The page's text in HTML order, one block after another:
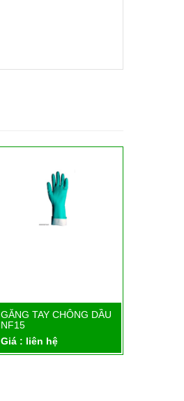
Chi tiết
GĂNG TAY CHÔNG DẦU
NF15
Giá : liên hệ